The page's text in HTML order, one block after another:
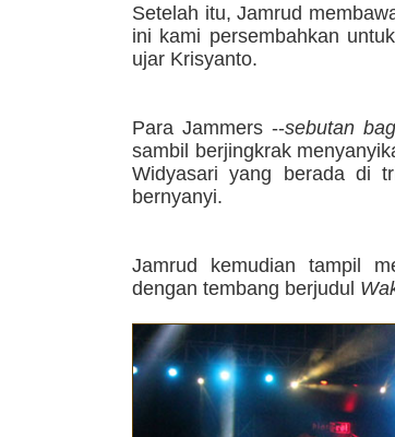
Setelah itu, Jamrud
ini kami persembahkan
ujar Krisyanto.
Para Jammers --sebutan
sambil berjingkrak
Widyasari yang berada di
bernyanyi.
Jamrud kemudian tampil
dengan tembang berjudul